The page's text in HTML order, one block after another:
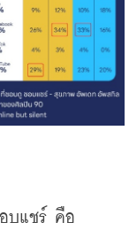
บแชร์ คือ